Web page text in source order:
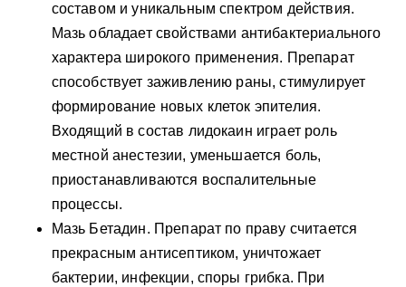
составом и уникальным спектром действия.
Мазь обладает свойствами антибактериального
характера широкого применения. Препарат
способствует заживлению раны, стимулирует
формирование новых клеток эпителия.
Входящий в состав лидокаин играет роль
местной анестезии, уменьшается боль,
приостанавливаются воспалительные
процессы.
Мазь Бетадин. Препарат по праву считается
прекрасным антисептиком, уничтожает
бактерии, инфекции, споры грибка. При